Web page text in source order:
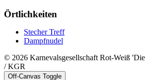
Örtlichkeiten
Stecher Treff
Dampfnudel
© 2026 Karnevalsgesellschaft Rot-Weiß 'Die
/ KGR
Off-Canvas Toggle